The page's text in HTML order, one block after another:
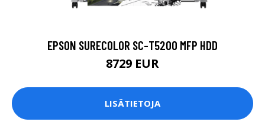
EPSON SURECOLOR SC-T5200 MFP HDD
8729 EUR
LISÄTIETOJA